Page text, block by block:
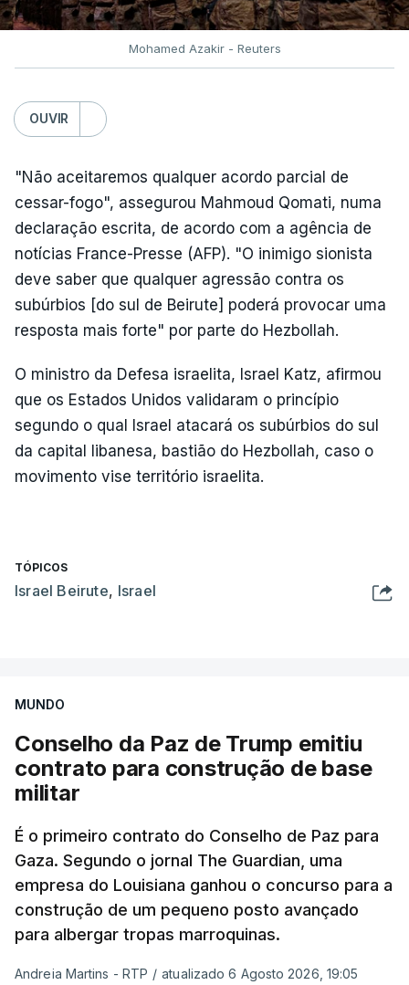
Mohamed Azakir - Reuters
OUVIR
"Não aceitaremos qualquer acordo parcial de
cessar-fogo", assegurou Mahmoud Qomati, numa
declaração escrita, de acordo com a agência de
notícias France-Presse (AFP). "O inimigo sionista
deve saber que qualquer agressão contra os
subúrbios [do sul de Beirute] poderá provocar uma
resposta mais forte" por parte do Hezbollah.
O ministro da Defesa israelita, Israel Katz, afirmou
que os Estados Unidos validaram o princípio
segundo o qual Israel atacará os subúrbios do sul
da capital libanesa, bastião do Hezbollah, caso o
movimento vise território israelita.
TÓPICOS
Israel Beirute, Israel
MUNDO
Conselho da Paz de Trump emitiu
contrato para construção de base
militar
É o primeiro contrato do Conselho de Paz para
Gaza. Segundo o jornal The Guardian, uma
empresa do Louisiana ganhou o concurso para a
construção de um pequeno posto avançado
para albergar tropas marroquinas.
Andreia Martins - RTP / atualizado 6 Agosto 2026, 19:05